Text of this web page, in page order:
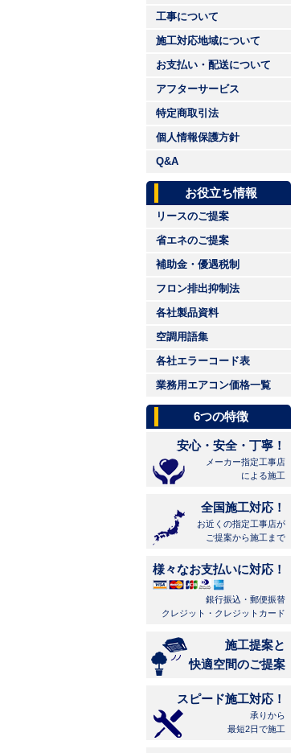
工事について
施工対応地域について
お支払い・配送について
アフターサービス
特定商取引法
個人情報保護方針
Q&A
お役立ち情報
リースのご提案
省エネのご提案
補助金・優遇税制
フロン排出抑制法
各社製品資料
空調用語集
各社エラーコード表
業務用エアコン価格一覧
6つの特徴
安心・安全・丁寧！
メーカー指定工事店
による施工
全国施工対応！
お近くの指定工事店が
ご提案から施工まで
様々なお支払いに対応！
銀行振込・郵便振替
クレジット・クレジットカード
施工提案と
快適空間のご提案
スピード施工対応！
承りから
最短2日で施工